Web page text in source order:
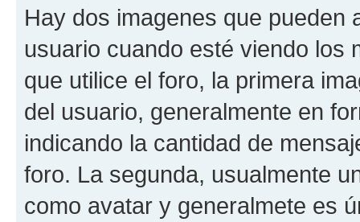
Hay dos imagenes que pueden
usuario cuando esté viendo los
que utilice el foro, la primera
del usuario, generalmente en
indicando la cantidad de
foro. La segunda, usualmente
como avatar y generalmete es